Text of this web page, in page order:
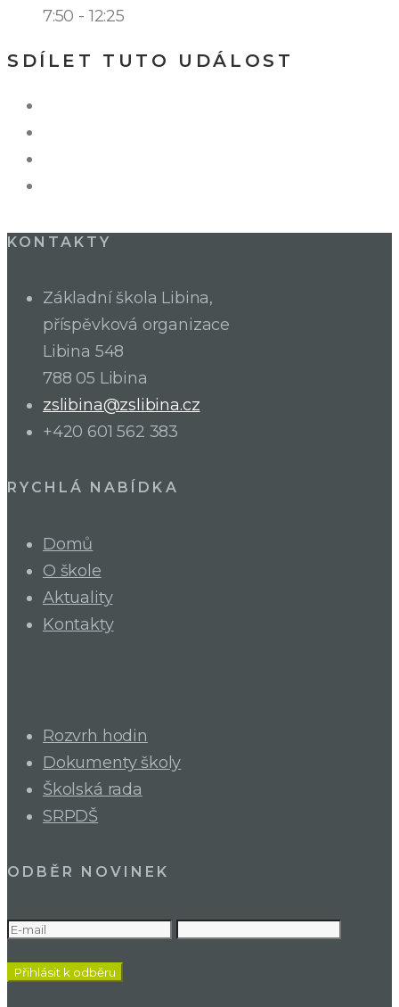
7:50 - 12:25
SDÍLET TUTO UDÁLOST
KONTAKTY
Základní škola Libina,
příspěvková organizace
Libina 548
788 05 Libina
zslibina@zslibina.cz
+420 601 562 383
RYCHLÁ NABÍDKA
Domů
O škole
Aktuality
Kontakty
Rozvrh hodin
Dokumenty školy
Školská rada
SRPDŠ
ODBĚR NOVINEK